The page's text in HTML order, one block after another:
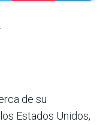
de su
Estados Unidos,